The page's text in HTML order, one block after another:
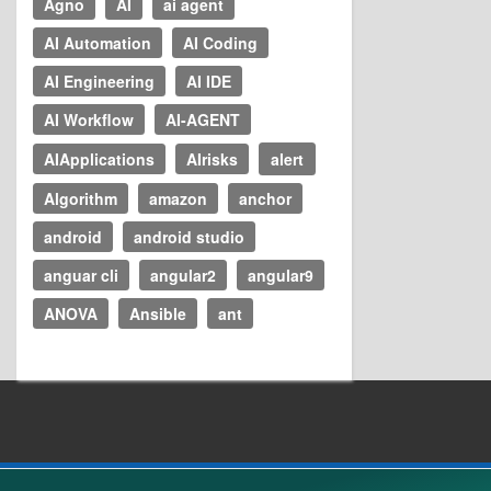
AI Automation
AI Coding
AI Engineering
AI IDE
AI Workflow
AI-AGENT
AIApplications
AIrisks
alert
Algorithm
amazon
anchor
android
android studio
anguar cli
angular2
angular9
ANOVA
Ansible ant